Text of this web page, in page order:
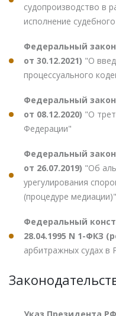
судопроизводство в
исполнение
Федеральный закон
от 30.12.2021) "О
процессуального
Федеральный закон
от 08.12.2020) "О
Федерации"
Федеральный закон
от 26.07.2019) "Об
урегулирования
(процедуре медиации)"
Федеральный
28.04.1995 N 1-ФКЗ
арбитражных судах в